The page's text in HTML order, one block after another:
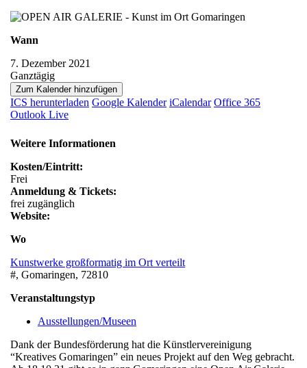
Wann
7. Dezember 2021
Ganztägig
Zum Kalender hinzufügen
ICS herunterladen Google Kalender iCalendar Office 365
Outlook Live
Weitere Informationen
Kosten/Eintritt:
Frei
Anmeldung & Tickets:
frei zugänglich
Website:
Wo
Kunstwerke großformatig im Ort verteilt
#, Gomaringen, 72810
Veranstaltungstyp
Ausstellungen/Museen
Dank der Bundesförderung hat die Künstlervereinigung
“Kreatives Gomaringen” ein neues Projekt auf den Weg gebracht.